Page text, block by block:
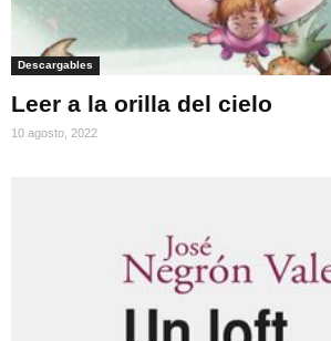
Descargables
Leer a la orilla del cielo
10 agosto, 2022